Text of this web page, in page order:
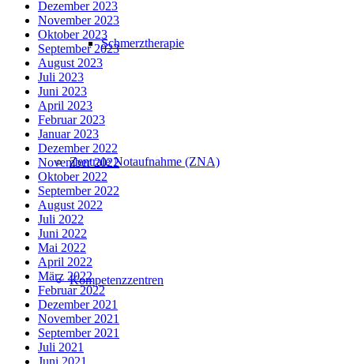
Schmerztherapie
Zentrale Notaufnahme (ZNA)
Kompetenzzentren
Dezember 2023
November 2023
Oktober 2023
September 2023
August 2023
Juli 2023
Juni 2023
April 2023
Februar 2023
Januar 2023
Dezember 2022
November 2022
Oktober 2022
September 2022
August 2022
Juli 2022
Juni 2022
Mai 2022
April 2022
März 2022
Februar 2022
Dezember 2021
November 2021
September 2021
Juli 2021